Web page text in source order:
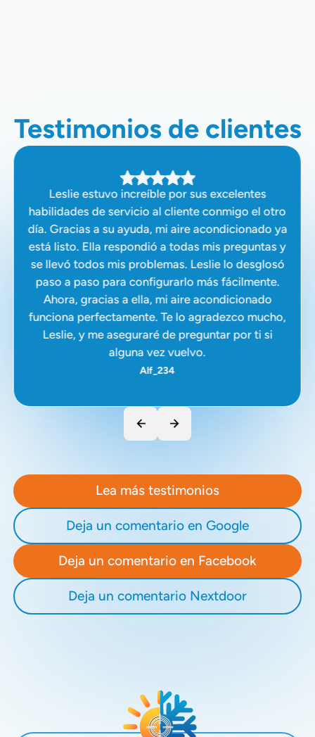
Testimonios de clientes
Leslie estuvo increíble por sus excelentes
habilidades de servicio al cliente conmigo el otro
día. Gracias a su ayuda, mi aire acondicionado ya
está listo. Ella respondió a todas mis preguntas y
se llevó todos mis problemas. Leslie lo desglosó
paso a paso para configurarlo más fácilmente.
Ahora, gracias a ella, mi aire acondicionado
funciona perfectamente. Te lo agradezco mucho,
Leslie, y me aseguraré de preguntar por ti si
alguna vez vuelvo.
Alf_234
Lea más testimonios
Deja un comentario en Google
Deja un comentario en Facebook
Deja un comentario Nextdoor